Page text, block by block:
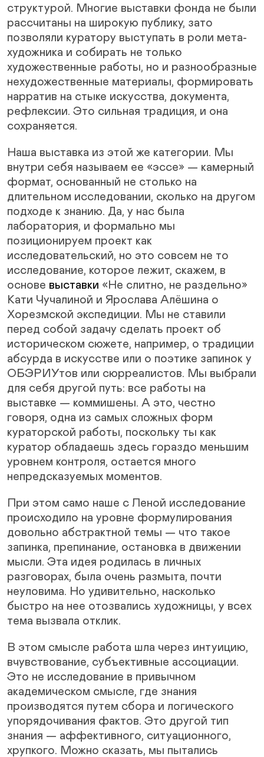
структурой. Многие выставки фонда не были
рассчитаны на широкую публику, зато
позволяли куратору выступать в роли мета-
художника и собирать не только
художественные работы, но и разнообразные
нехудожественные материалы, формировать
нарратив на стыке искусства, документа,
рефлексии. Это сильная традиция, и она
сохраняется.
Наша выставка из этой же категории. Мы
внутри себя называем ее «эссе» — камерный
формат, основанный не столько на
длительном исследовании, сколько на другом
подходе к знанию. Да, у нас была
лаборатория, и формально мы
позиционируем проект как
исследовательский, но это совсем не то
исследование, которое лежит, скажем, в
основе выставки «Не слитно, не раздельно»
Кати Чучалиной и Ярослава Алёшина о
Хорезмской экспедиции. Мы не ставили
перед собой задачу сделать проект об
историческом сюжете, например, о традиции
абсурда в искусстве или о поэтике запинок у
ОБЭРИУтов или сюрреалистов. Мы выбрали
для себя другой путь: все работы на
выставке — коммишены. А это, честно
говоря, одна из самых сложных форм
кураторской работы, поскольку ты как
куратор обладаешь здесь гораздо меньшим
уровнем контроля, остается много
непредсказуемых моментов.
При этом само наше с Леной исследование
происходило на уровне формулирования
довольно абстрактной темы — что такое
запинка, препинание, остановка в движении
мысли. Эта идея родилась в личных
разговорах, была очень размыта, почти
неуловима. Но удивительно, насколько
быстро на нее отозвались художницы, у всех
тема вызвала отклик.
В этом смысле работа шла через интуицию,
вчувствование, субъективные ассоциации.
Это не исследование в привычном
академическом смысле, где знания
производятся путем сбора и логического
упорядочивания фактов. Это другой тип
знания — аффективного, ситуационного,
хрупкого. Можно сказать, мы пытались